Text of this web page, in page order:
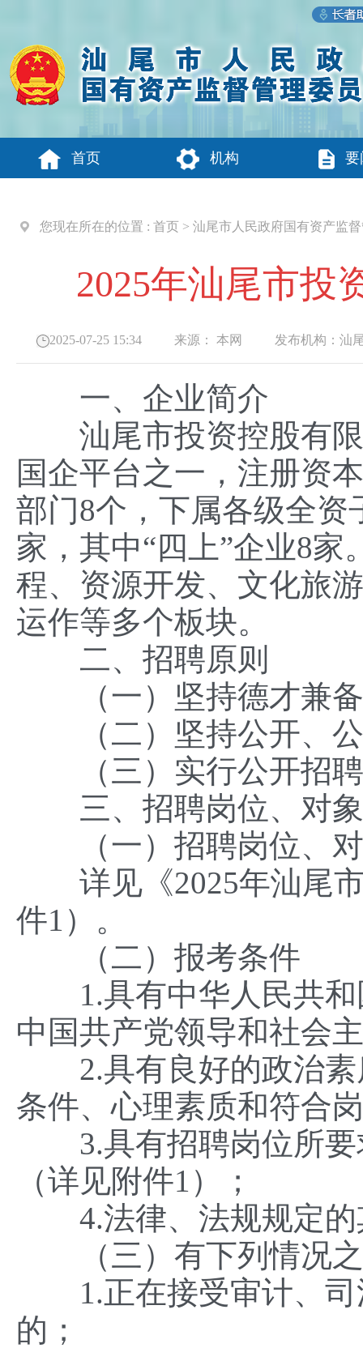
首页 机构 要
您现在所在的位置 : 首页 > 汕尾市人民政府国有资产监
2025年汕尾市投
2025-07-25 15:34 来源： 本网 发布机构： 汕
一、企业简介
汕尾市投资控股有限
国企平台之一，注册资
部门8个，下属各级全资
家，其中“四上”企业8
程、资源开发、文化旅
运作等多个板块。
二、招聘原则
（一）坚持德才兼备
（二）坚持公开、公
（三）实行公开招聘
三、招聘岗位、对象
（一）招聘岗位、
详见《2025年汕尾市
件1）。
（二）报考条件
1.具有中华人民共和
中国共产党领导和社会
2.具有良好的政治素
条件、心理素质和符合
3.具有招聘岗位所要
（详见附件1）；
4.法律、法规规定的
（三）有下列情况之
1.正在接受审计、司
的；